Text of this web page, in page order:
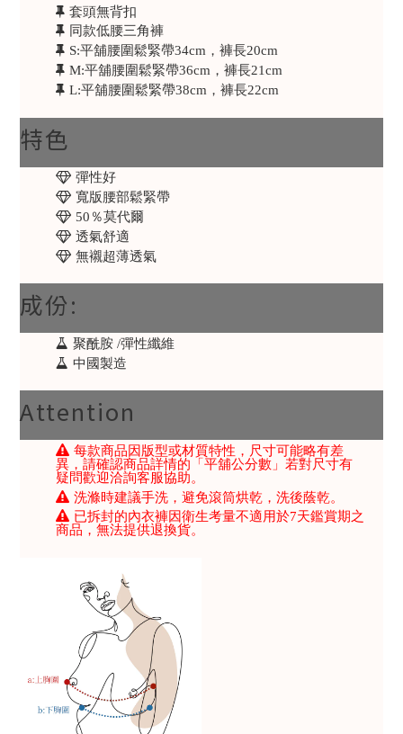
套頭無背扣
同款低腰三角褲
S:平舖腰圍鬆緊帶34cm，褲長20cm
M:平舖腰圍鬆緊帶36cm，褲長21cm
L:平舖腰圍鬆緊帶38cm，褲長22cm
特色
彈性好
寬版腰部鬆緊帶
50％莫代爾
透氣舒適
無襯超薄透氣
成份:
聚酰胺 /彈性纖維
中國製造
Attention
每款商品因版型或材質特性，尺寸可能略有差
異，請確認商品詳情的「平舖公分數」若對尺寸有
疑問歡迎洽詢客服協助。
洗滌時建議手洗，避免滾筒烘乾，洗後蔭乾。
已拆封的內衣褲因衛生考量不適用於7天鑑賞期之
商品，無法提供退換貨。